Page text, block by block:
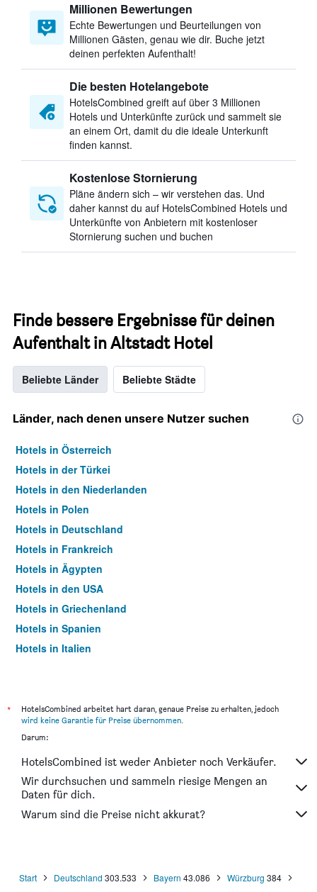
Millionen Bewertungen
Echte Bewertungen und Beurteilungen von
Millionen Gästen, genau wie dir. Buche jetzt
deinen perfekten Aufenthalt!
Die besten Hotelangebote
HotelsCombined greift auf über 3 Millionen
Hotels und Unterkünfte zurück und sammelt sie
an einem Ort, damit du die ideale Unterkunft
finden kannst.
Kostenlose Stornierung
Pläne ändern sich – wir verstehen das. Und
daher kannst du auf HotelsCombined Hotels und
Unterkünfte von Anbietern mit kostenloser
Stornierung suchen und buchen
Finde bessere Ergebnisse für deinen
Aufenthalt in Altstadt Hotel
Beliebte Länder Beliebte Städte
Länder, nach denen unsere Nutzer suchen
Hotels in Österreich
Hotels in der Türkei
Hotels in den Niederlanden
Hotels in Polen
Hotels in Deutschland
Hotels in Frankreich
Hotels in Ägypten
Hotels in den USA
Hotels in Griechenland
Hotels in Spanien
Hotels in Italien
*
HotelsCombined arbeitet hart daran, genaue Preise zu erhalten, jedoch
wird keine Garantie für Preise übernommen.
Darum:
HotelsCombined ist weder Anbieter noch Verkäufer.
Wir durchsuchen und sammeln riesige Mengen an
Daten für dich.
Warum sind die Preise nicht akkurat?
Start Deutschland 303.533 Bayern 43.086 Würzburg 384